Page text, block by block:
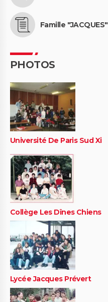
Famille "JACQUES"
PHOTOS
Université De Paris Sud Xi
Collège Les Dînes Chiens
Lycée Jacques Prévert